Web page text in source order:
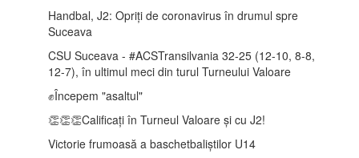
Handbal, J2: Opriți de coronavirus în drumul spre
Suceava
CSU Suceava - #ACSTransilvania 32-25 (12-10, 8-8,
12-7), în ultimul meci din turul Turneului Valoare
✊Începem "asaltul"
👏👏👏Calificați în Turneul Valoare și cu J2!
Victorie frumoasă a baschetbaliștilor U14